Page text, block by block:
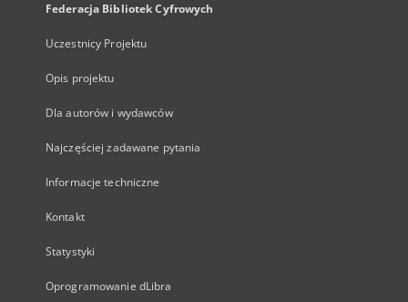
Federacja Bibliotek Cyfrowych
Uczestnicy Projektu
Opis projektu
Dla autorów i wydawców
Najczęściej zadawane pytania
Informacje techniczne
Kontakt
Statystyki
Oprogramowanie dLibra